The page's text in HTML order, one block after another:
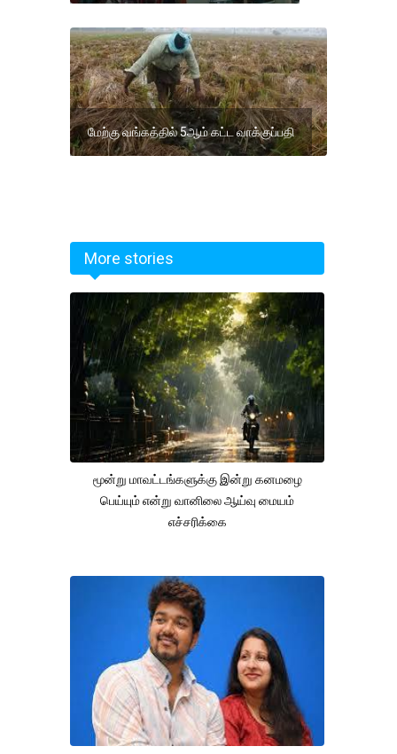
மேற்கு வங்கத்தில் 5ஆம் கட்ட வாக்குப்பதி
More stories
மூன்று மாவட்டங்களுக்கு இன்று கனமழை
பெய்யும் என்று வானிலை ஆய்வு மையம்
எச்சரிக்கை